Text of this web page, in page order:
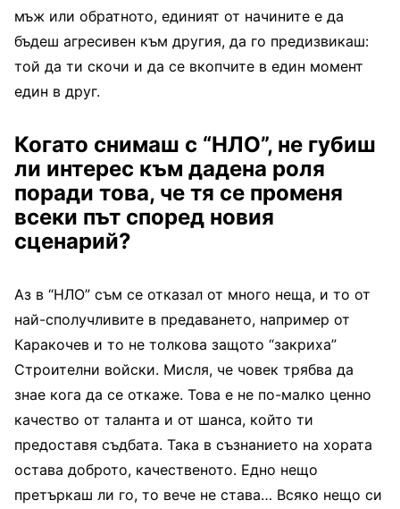
мъж или об­ратното, единият от начини­те е да
бъдеш агресивен към другия, да го предизвикаш:
той да ти скочи и да се вкоп­чите в един момент
един в друг.
Когато снимаш с “НЛО”, не губиш
ли интерес към да­дена роля
поради това, че тя се променя
всеки път спо­ред новия
сценарий?
Аз в “НЛО” съм се отказал от много неща, и то от
най-сполучливите в предаване­то, например от
Каракочев и то не толкова защото “зак­риха”
Строителни войски. Мисля, че човек трябва да
знае кога да се откаже. То­ва е не по-малко ценно
ка­чество от таланта и от шан­са, който ти
предоставя съд­бата. Така в съзнанието на хората
остава доброто, ка­чественото. Едно нещо
претъркаш ли го, то вече не става… Всяко нещо си